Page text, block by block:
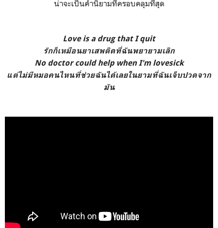
น่าจะเป็นคำนิยามที่ครอบคลุมที่สุด
Love is a drug that I quit
รักก็เหมือนยาเสพติดที่ฉันพยายามเลิก
No doctor could help when I'm lovesick
แต่ไม่มีหมอคนไหนที่ช่วยฉันได้เลยในยามที่ฉันเจ็บปวดจาก
มัน